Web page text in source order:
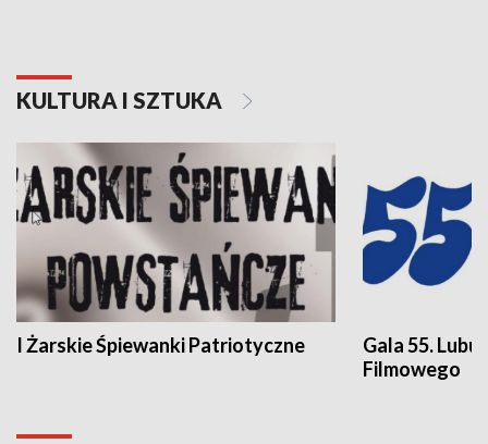
KULTURA I SZTUKA
I Żarskie Śpiewanki Patriotyczne
Gala 55.
Filmowego